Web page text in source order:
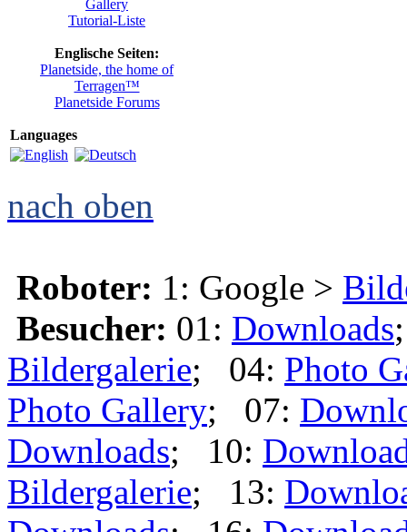
Gallery
Tutorial-Liste
Englische Seiten:
Planetside, the home of
Terragen™
Planetside Forums
Languages
nach oben
Roboter: 1: Google >
Besucher: 01: Downloads
Bildergalerie; 04: Photo
Photo Gallery; 07:
Downloads; 10:
Bildergalerie; 13: